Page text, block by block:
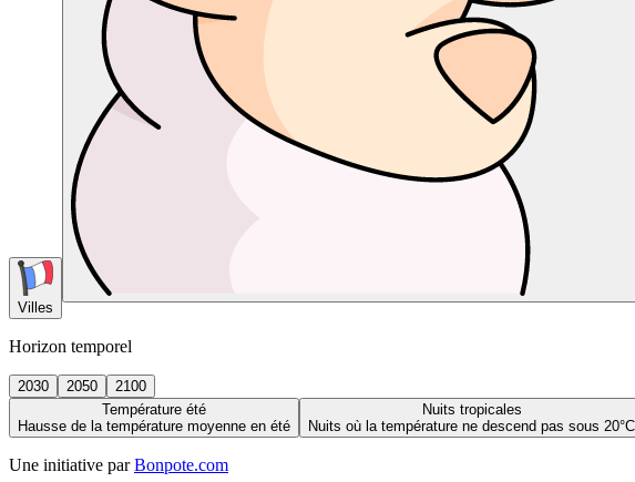
Villes
Horizon temporel
2030 2050
2100
Température été
Hausse de la température moyenne en été
Nuits tropicales
Nuits où la température ne descend pas sous 20°C
Une initiative par Bonpote.com